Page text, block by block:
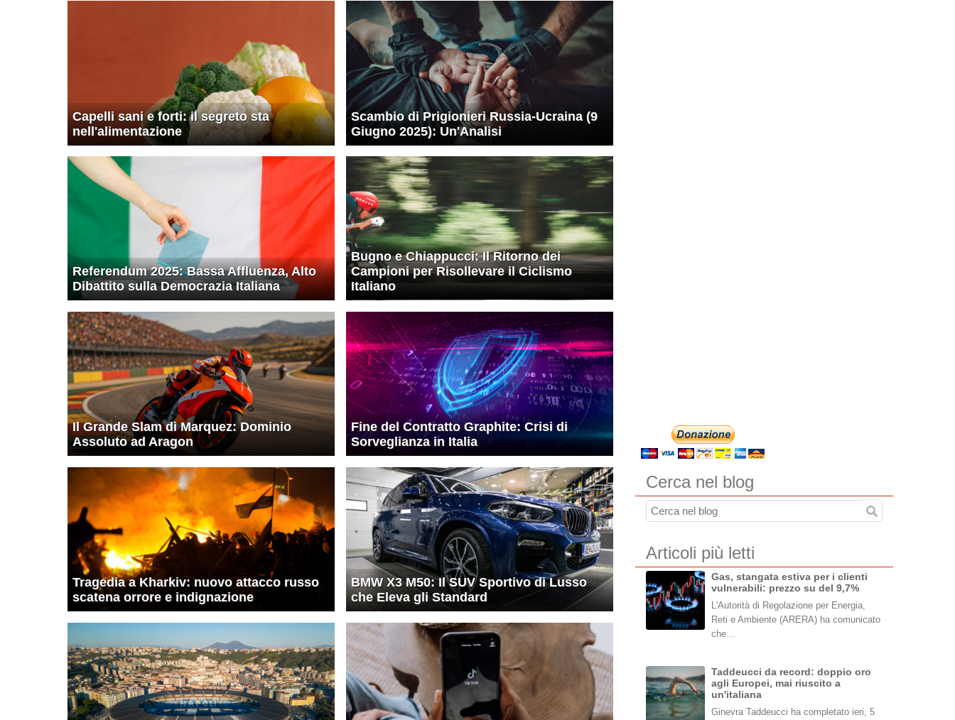
Capelli sani e forti: il segreto sta
nell'alimentazione
Scambio di Prigionieri Russia-Ucraina (9
Giugno 2025): Un'Analisi
Referendum 2025: Bassa Affluenza, Alto
Dibattito sulla Democrazia Italiana
Bugno e Chiappucci: Il Ritorno dei
Campioni per Risollevare il Ciclismo
Italiano
Il Grande Slam di Marquez: Dominio
Assoluto ad Aragon
Fine del Contratto Graphite: Crisi di
Sorveglianza in Italia
Tragedia a Kharkiv: nuovo attacco russo
scatena orrore e indignazione
BMW X3 M50: Il SUV Sportivo di Lusso
che Eleva gli Standard
Cerca nel blog
Articoli più letti
Gas, stangata estiva per i clienti
vulnerabili: prezzo su del 9,7%
L'Autorità di Regolazione per Energia,
Reti e Ambiente (ARERA) ha comunicato
che…
Taddeucci da record: doppio oro
agli Europei, mai riuscito a
un'italiana
Ginevra Taddeucci ha completato ieri, 5